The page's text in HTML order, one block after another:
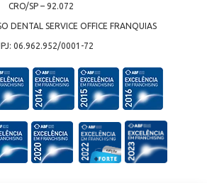
CRO/SP – 92.072
DENTAL SERVICE OFFICE FRANQUIAS
06.962.952/0001-72